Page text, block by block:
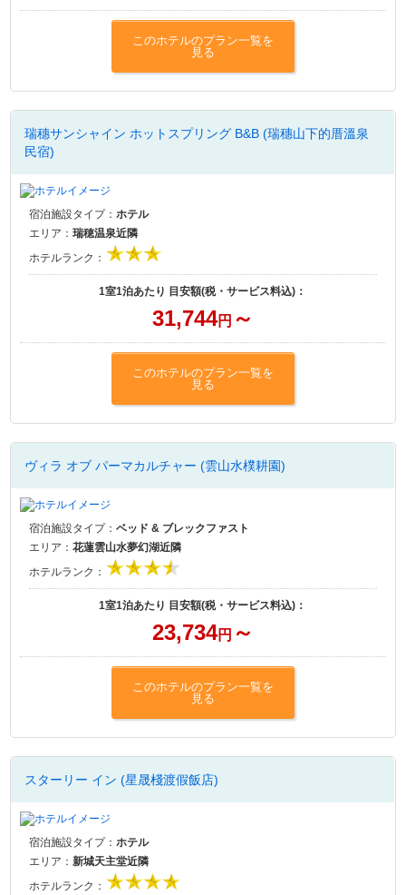
このホテルのプラン一覧を
見る
瑞穗サンシャイン ホットスプリング B&B (瑞穗山下的厝溫泉
民宿)
宿泊施設タイプ：ホテル
エリア：瑞穂温泉近隣
ホテルランク：
1室1泊あたり 目安額(税・サービス料込)：
31,744円 ～
このホテルのプラン一覧を
見る
ヴィラ オブ パーマカルチャー (雲山水樸耕園)
宿泊施設タイプ：ベッド & ブレックファスト
エリア：花蓮雲山水夢幻湖近隣
ホテルランク：
1室1泊あたり 目安額(税・サービス料込)：
23,734円 ～
このホテルのプラン一覧を
見る
スターリー イン (星晟棧渡假飯店)
宿泊施設タイプ：ホテル
エリア：新城天主堂近隣
ホテルランク：